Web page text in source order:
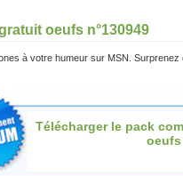
oeufs n°130949
à votre humeur sur MSN.
Télécharger le pack
oeufs